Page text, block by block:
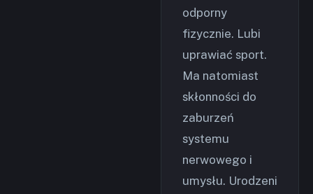
odporny
fizycznie. Lubi
uprawiać sport.
Ma natomiast
skłonności do
zaburzeń
systemu
nerwowego i
umysłu. Urodzeni